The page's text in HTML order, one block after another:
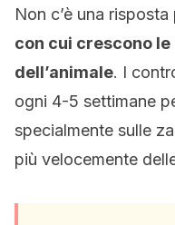
Non c’è una risposta
con cui crescono
dell’animale. I
ogni 4-5 settimane
specialmente sulle
più velocemente